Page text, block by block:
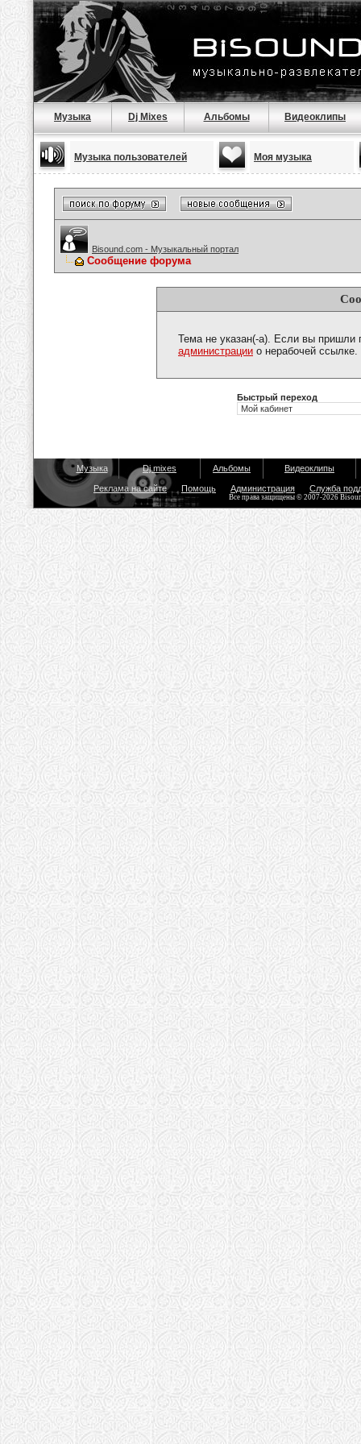
Музыка Dj Mixes Альбомы Видеоклипы
Музыка пользователей Моя музыка
Bisound.com - Музыкальный портал
Сообщение форума
Тема не указан(-а). Если вы пришли
администрации о нерабочей ссылке.
Быстрый переход
Музыка Dj mixes Альбомы Видеоклипы
Реклама на сайте Помощь Администрация Служба
Все права защищены © 2007-2026